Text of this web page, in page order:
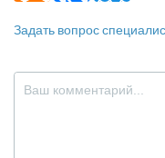
Задать вопрос